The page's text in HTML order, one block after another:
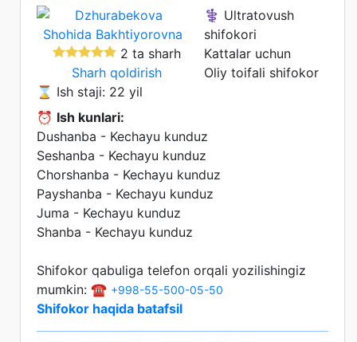
2 ta sharh
Sharh qoldirish
⚕️ Ultratovush
shifokori
Kattalar uchun
Oliy toifali shifokor
⌛ Ish staji: 22 yil
⏰ Ish kunlari:
Dushanba - Kechayu kunduz
Seshanba - Kechayu kunduz
Chorshanba - Kechayu kunduz
Payshanba - Kechayu kunduz
Juma - Kechayu kunduz
Shanba - Kechayu kunduz
Shifokor qabuliga telefon orqali yozilishingiz
mumkin: ☎️ +998-55-500-05-50
Shifokor haqida batafsil